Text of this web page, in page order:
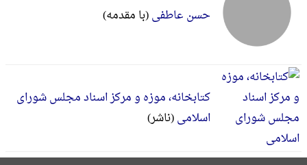
حسن عاطفی(با مقدمه)
کتابخانه، موزه و مرکز اسناد مجلس شورای
اسلامی(ناشر)